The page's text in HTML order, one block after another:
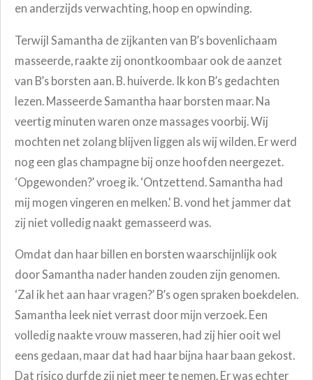
en anderzijds verwachting, hoop en opwinding.
Terwijl Samantha de zijkanten van B’s bovenlichaam
masseerde, raakte zij onontkoombaar ook de aanzet
van B’s borsten aan. B. huiverde. Ik kon B’s gedachten
lezen. Masseerde Samantha haar borsten maar. Na
veertig minuten waren onze massages voorbij. Wij
mochten net zolang blijven liggen als wij wilden. Er werd
nog een glas champagne bij onze hoofden neergezet.
‘Opgewonden?’ vroeg ik. ‘Ontzettend. Samantha had
mij mogen vingeren en melken.' B. vond het jammer dat
zij niet volledig naakt gemasseerd was.
Omdat dan haar billen en borsten waarschijnlijk ook
door Samantha nader handen zouden zijn genomen.
‘Zal ik het aan haar vragen?’ B’s ogen spraken boekdelen.
Samantha leek niet verrast door mijn verzoek. Een
volledig naakte vrouw masseren, had zij hier ooit wel
eens gedaan, maar dat had haar bijna haar baan gekost.
Dat risico durfde zij niet meer te nemen. Er was echter